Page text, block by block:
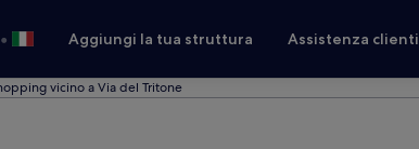
• Aggiungi la tua struttura Assistenza clienti
vicino a Via del Tritone